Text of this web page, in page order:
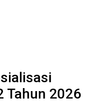
Tahun 2026